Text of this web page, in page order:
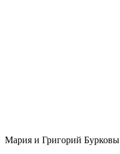
Мария и Григорий Бурковы